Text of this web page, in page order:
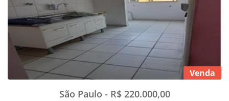
Venda
São Paulo - R$ 220.000,00